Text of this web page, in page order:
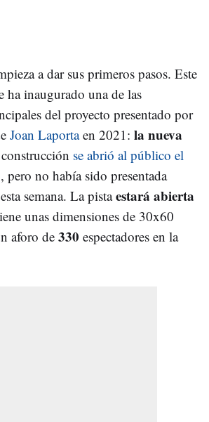
a dar sus primeros pasos. Este
ha inaugurado una de las
del proyecto presentado por
Joan Laportaen 2021: la nueva
se abrió al público el
, pero no había sido presentada
semana. La pistaestará abierta
unas dimensiones de 30x60
aforo de 330 espectadores en la